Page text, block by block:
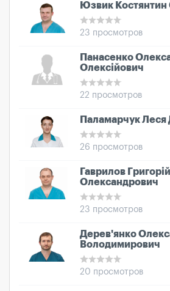
Юзвик Костянтин
23 просмотров
Панасенко
Олексійович
22 просмотров
Паламарчук Леся
26 просмотров
Гаврилов Григорій
Олександрович
23 просмотров
Дерев'янко
Володимирович
20 просмотров